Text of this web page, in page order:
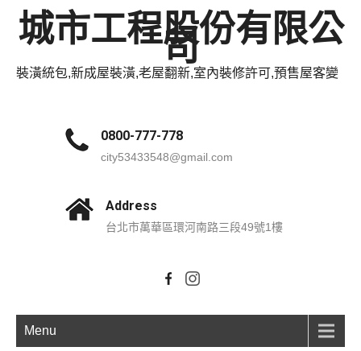
城市工程股份有限公
司
裝潢統包,新成屋裝潢,老屋翻新,室內裝修許可,預售屋客變
0800-777-778
city53433548@gmail.com
Address
台北市萬華區環河南路三段49號1樓
Menu